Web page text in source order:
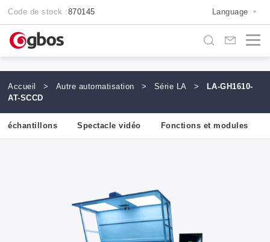
Code de stock :870145 Language
Accueil > Autre automatisation > Série LA >
LA-GH1610-
AT-SCCD
échantillons Spectacle vidéo Fonctions et modules